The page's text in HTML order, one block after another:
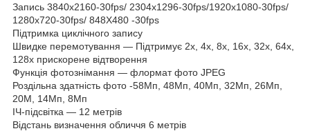
Запись 3840x2160-30fps/ 2304x1296-30fps/1920x1080-30fps/
1280x720-30fps/ 848X480 -30fps
Підтримка циклічного запису
Швидке перемотування — Підтримує 2x, 4x, 8x, 16x, 32x, 64x,
128x прискорене відтворення
Функція фотознімання — флормат фото JPEG
Роздільна здатність фото -58Mп, 48Mп, 40Mп, 32Mп, 26Mп,
20M, 14Mп, 8Mп
ІЧ-підсвітка — 12 метрів
Відстань визначення обличчя 6 метрів